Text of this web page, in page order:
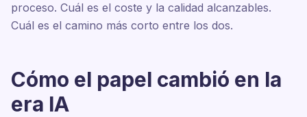
proceso. Cuál es el coste y la calidad alcanzables.
Cuál es el camino más corto entre los dos.
Cómo el papel cambió en la
era IA